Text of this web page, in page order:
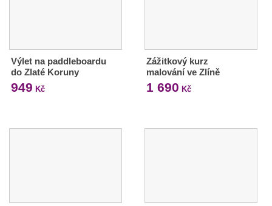
Výlet na paddleboardu
do Zlaté Koruny
949 Kč
Zážitkový kurz
malování ve Zlíně
1 690 Kč